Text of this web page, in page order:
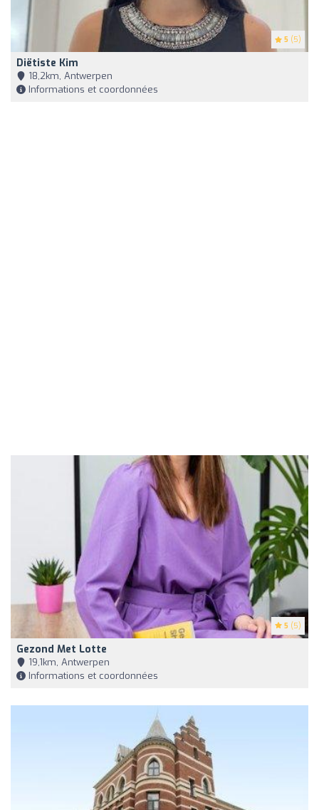
5 (5)
Diëtiste Kim
18,2km, Antwerpen
Informations et coordonnées
5 (5)
Gezond Met Lotte
19,1km, Antwerpen
Informations et coordonnées